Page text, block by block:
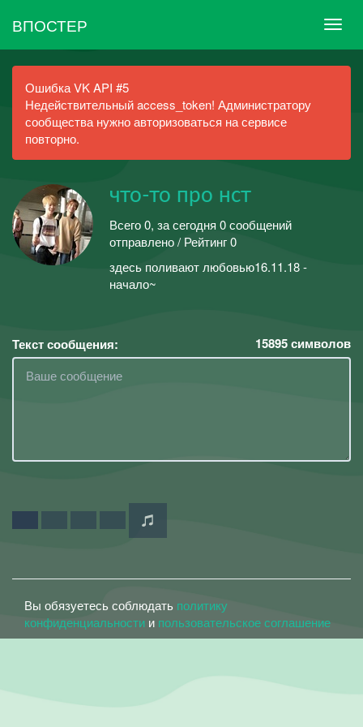
ВПОСТЕР
Ошибка VK API #5
Недействительный access_token! Администратору
сообщества нужно авторизоваться на сервисе
повторно.
что-то про нст
Всего 0, за сегодня 0 сообщений
отправлено / Рейтинг 0
здесь поливают любовью16.11.18 -
начало~
Текст сообщения: 15895символов
Вы обязуетесь соблюдать политику
конфиденциальности и пользовательское соглашение